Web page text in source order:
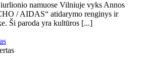
namuose Vilniuje vyks Annos
/ AIDAS“ atidarymo renginys ir
Ši paroda yra kultūros [...]